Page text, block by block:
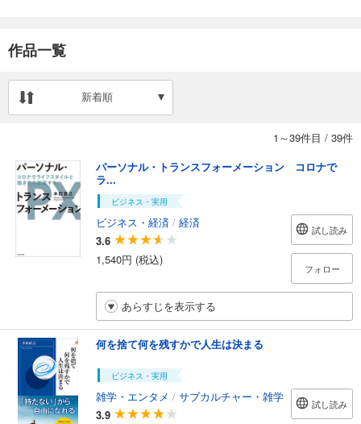
作品一覧
新着順
1～39件目 / 39件
パーソナル・トランスフォーメーション コロナで
ラ...
ビジネス・実用
ビジネス・経済 / 経済
3.6
1,540円 (税込)
試し読み
フォロー
あらすじを表示する
何を捨て何を残すかで人生は決まる
ビジネス・実用
雑学・エンタメ / サブカルチャー・雑学
3.9
試し読み